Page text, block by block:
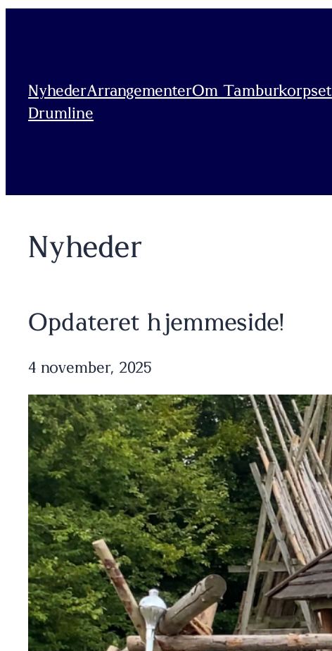
NyhederArrangementerOm Tamburkorpset
Drumline
Nyheder
Opdateret hjemmeside!
4 november, 2025